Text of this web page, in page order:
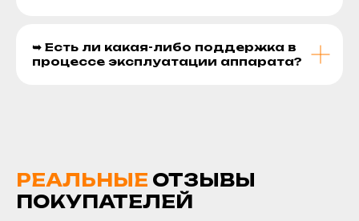
➥ Есть ли какая-либо поддержка в
процессе эксплуатации аппарата?
РЕАЛЬНЫЕ ОТЗЫВЫ
ПОКУПАТЕЛЕЙ